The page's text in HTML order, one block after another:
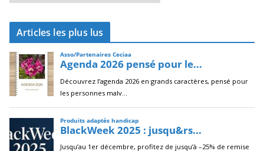
r
c
i
v
e
s
Articles les plus lus